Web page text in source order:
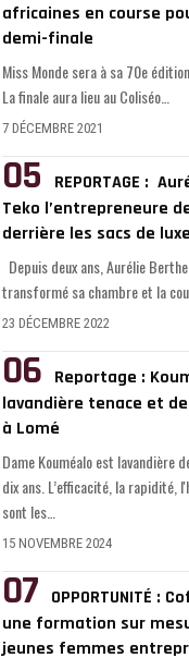
africaines en course
demi-finale
Miss Monde sera à sa 70e
La finale aura lieu au Coliséo…
7 DÉCEMBRE 2021
REPORTAGE :
Teko l’entrepreneure
derrière les sacs de luxe
Depuis deux ans, Aurélie
transformé sa chambre et la
23 DÉCEMBRE 2022
Reportage :
lavandière tenace et
à Lomé
Dame Kouméalo est lavandière
dix ans. L’efficacité, la rapidité,
sont les…
15 NOVEMBRE 2024
OPPORTUNITÉ :
une formation sur
jeunes femmes